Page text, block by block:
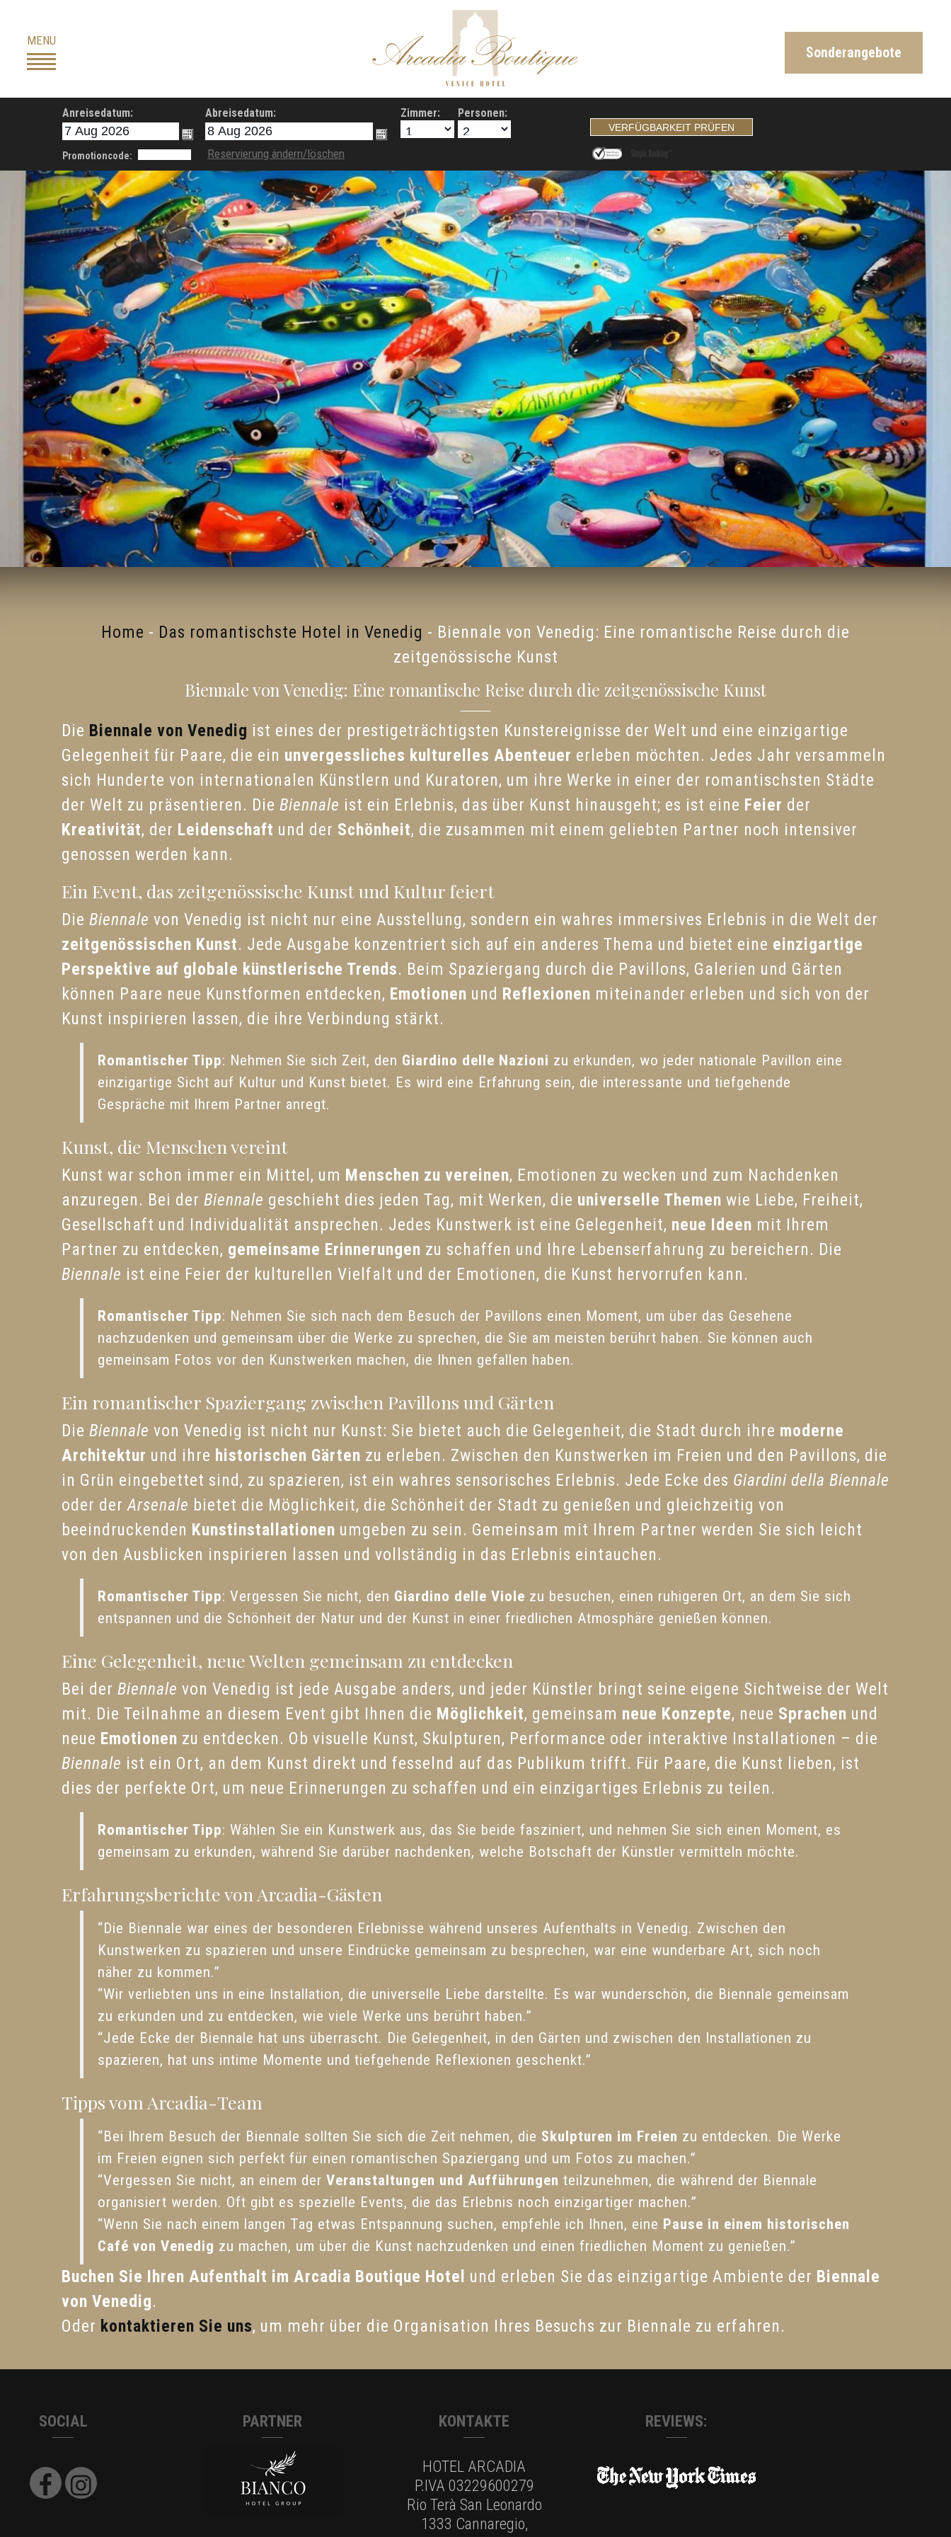
content
MENU
Sonderangebote
Anreisedatum: Abreisedatum: Zimmer: Personen:
Promotioncode: Reservierung ändern/löschen
Home - Das romantischste Hotel in Venedig - Biennale von Venedig: Eine romantische Reise durch die
zeitgenössische Kunst
Biennale von Venedig: Eine romantische Reise durch die zeitgenössische Kunst
Die Biennale von Venedig ist eines der prestigeträchtigsten Kunstereignisse der Welt und eine einzigartige
Gelegenheit für Paare, die ein unvergessliches kulturelles Abenteuer erleben möchten. Jedes Jahr versammeln
sich Hunderte von internationalen Künstlern und Kuratoren, um ihre Werke in einer der romantischsten Städte
der Welt zu präsentieren. Die Biennale ist ein Erlebnis, das über Kunst hinausgeht; es ist eine Feier der
Kreativität, der Leidenschaft und der Schönheit, die zusammen mit einem geliebten Partner noch intensiver
genossen werden kann.
Ein Event, das zeitgenössische Kunst und Kultur feiert
Die Biennale von Venedig ist nicht nur eine Ausstellung, sondern ein wahres immersives Erlebnis in die Welt der
zeitgenössischen Kunst. Jede Ausgabe konzentriert sich auf ein anderes Thema und bietet eine einzigartige
Perspektive auf globale künstlerische Trends. Beim Spaziergang durch die Pavillons, Galerien und Gärten
können Paare neue Kunstformen entdecken, Emotionen und Reflexionen miteinander erleben und sich von der
Kunst inspirieren lassen, die ihre Verbindung stärkt.
Romantischer Tipp: Nehmen Sie sich Zeit, den Giardino delle Nazioni zu erkunden, wo jeder nationale Pavillon eine
einzigartige Sicht auf Kultur und Kunst bietet. Es wird eine Erfahrung sein, die interessante und tiefgehende
Gespräche mit Ihrem Partner anregt.
Kunst, die Menschen vereint
Kunst war schon immer ein Mittel, um Menschen zu vereinen, Emotionen zu wecken und zum Nachdenken
anzuregen. Bei der Biennale geschieht dies jeden Tag, mit Werken, die universelle Themen wie Liebe, Freiheit,
Gesellschaft und Individualität ansprechen. Jedes Kunstwerk ist eine Gelegenheit, neue Ideen mit Ihrem
Partner zu entdecken, gemeinsame Erinnerungen zu schaffen und Ihre Lebenserfahrung zu bereichern. Die
Biennale ist eine Feier der kulturellen Vielfalt und der Emotionen, die Kunst hervorrufen kann.
Romantischer Tipp: Nehmen Sie sich nach dem Besuch der Pavillons einen Moment, um über das Gesehene
nachzudenken und gemeinsam über die Werke zu sprechen, die Sie am meisten berührt haben. Sie können auch
gemeinsam Fotos vor den Kunstwerken machen, die Ihnen gefallen haben.
Ein romantischer Spaziergang zwischen Pavillons und Gärten
Die Biennale von Venedig ist nicht nur Kunst: Sie bietet auch die Gelegenheit, die Stadt durch ihre moderne
Architektur und ihre historischen Gärten zu erleben. Zwischen den Kunstwerken im Freien und den Pavillons, die
in Grün eingebettet sind, zu spazieren, ist ein wahres sensorisches Erlebnis. Jede Ecke des Giardini della Biennale
oder derArsenale bietet die Möglichkeit, die Schönheit der Stadt zu genießen und gleichzeitig von
beeindruckenden Kunstinstallationen umgeben zu sein. Gemeinsam mit Ihrem Partner werden Sie sich leicht
von den Ausblicken inspirieren lassen und vollständig in das Erlebnis eintauchen.
Romantischer Tipp: Vergessen Sie nicht, den Giardino delle Viole zu besuchen, einen ruhigeren Ort, an dem Sie sich
entspannen und die Schönheit der Natur und der Kunst in einer friedlichen Atmosphäre genießen können.
Eine Gelegenheit, neue Welten gemeinsam zu entdecken
Bei der Biennale von Venedig ist jede Ausgabe anders, und jeder Künstler bringt seine eigene Sichtweise der Welt
mit. Die Teilnahme an diesem Event gibt Ihnen die Möglichkeit, gemeinsam neue Konzepte, neue Sprachen und
neue Emotionen zu entdecken. Ob visuelle Kunst, Skulpturen, Performance oder interaktive Installationen – die
Biennale ist ein Ort, an dem Kunst direkt und fesselnd auf das Publikum trifft. Für Paare, die Kunst lieben, ist
dies der perfekte Ort, um neue Erinnerungen zu schaffen und ein einzigartiges Erlebnis zu teilen.
Romantischer Tipp: Wählen Sie ein Kunstwerk aus, das Sie beide fasziniert, und nehmen Sie sich einen Moment, es
gemeinsam zu erkunden, während Sie darüber nachdenken, welche Botschaft der Künstler vermitteln möchte.
Erfahrungsberichte von Arcadia-Gästen
“Die Biennale war eines der besonderen Erlebnisse während unseres Aufenthalts in Venedig. Zwischen den
Kunstwerken zu spazieren und unsere Eindrücke gemeinsam zu besprechen, war eine wunderbare Art, sich noch
näher zu kommen.”
“Wir verliebten uns in eine Installation, die universelle Liebe darstellte. Es war wunderschön, die Biennale gemeinsam
zu erkunden und zu entdecken, wie viele Werke uns berührt haben.”
“Jede Ecke der Biennale hat uns überrascht. Die Gelegenheit, in den Gärten und zwischen den Installationen zu
spazieren, hat uns intime Momente und tiefgehende Reflexionen geschenkt.”
Tipps vom Arcadia-Team
“Bei Ihrem Besuch der Biennale sollten Sie sich die Zeit nehmen, die Skulpturen im Freien zu entdecken. Die Werke
im Freien eignen sich perfekt für einen romantischen Spaziergang und um Fotos zu machen.”
“Vergessen Sie nicht, an einem derVeranstaltungen und Aufführungen teilzunehmen, die während der Biennale
organisiert werden. Oft gibt es spezielle Events, die das Erlebnis noch einzigartiger machen.”
“Wenn Sie nach einem langen Tag etwas Entspannung suchen, empfehle ich Ihnen, eine Pause in einem historischen
Café von Venedig zu machen, um über die Kunst nachzudenken und einen friedlichen Moment zu genießen.”
Buchen Sie Ihren Aufenthalt im Arcadia Boutique Hotel und erleben Sie das einzigartige Ambiente der Biennale
von Venedig.
Oder kontaktieren Sie uns, um mehr über die Organisation Ihres Besuchs zur Biennale zu erfahren.
SOCIAL PARTNER KONTAKTE
HOTEL ARCADIA
P.IVA 03229600279
Rio Terà San Leonardo
1333 Cannaregio,
REVIEWS: